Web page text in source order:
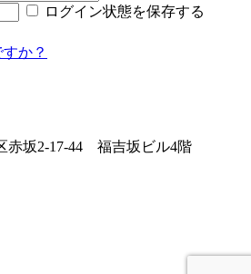
ログイン状態を保存する
か？
赤坂2-17-44 福吉坂ビル4階